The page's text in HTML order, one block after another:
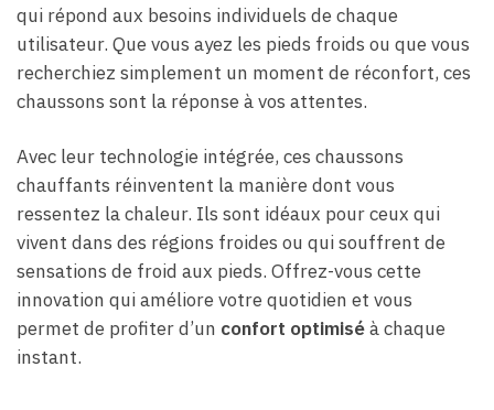
qui répond aux besoins individuels de chaque
utilisateur. Que vous ayez les pieds froids ou que vous
recherchiez simplement un moment de réconfort, ces
chaussons sont la réponse à vos attentes.
Avec leur technologie intégrée, ces chaussons
chauffants réinventent la manière dont vous
ressentez la chaleur. Ils sont idéaux pour ceux qui
vivent dans des régions froides ou qui souffrent de
sensations de froid aux pieds. Offrez-vous cette
innovation qui améliore votre quotidien et vous
permet de profiter d’un confort optimiséà chaque
instant.